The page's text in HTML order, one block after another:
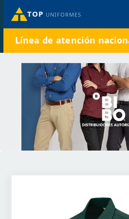
TOP UNIFORMES
Línea de atención